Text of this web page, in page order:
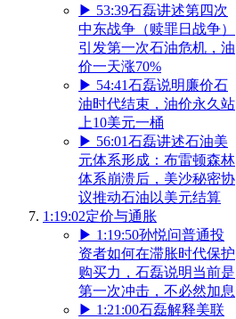
▶ 53:39石磊讲述第四次
中东战争（赎罪日战争）
引发第一次石油危机，油
价一天涨70%
▶ 54:41石磊说明廉价石
油时代结束，油价永久站
上10美元一桶
▶ 56:01石磊讲述石油美
元体系形成：布雷顿森林
体系崩溃后，美沙秘密协
议推动石油以美元结算
1:19:02定价与通胀
▶ 1:19:50孙悦问普通投
资者如何在滞胀时代保护
购买力，石磊说明当前是
第一次冲击，不必然加息
▶ 1:21:00石磊解释美联